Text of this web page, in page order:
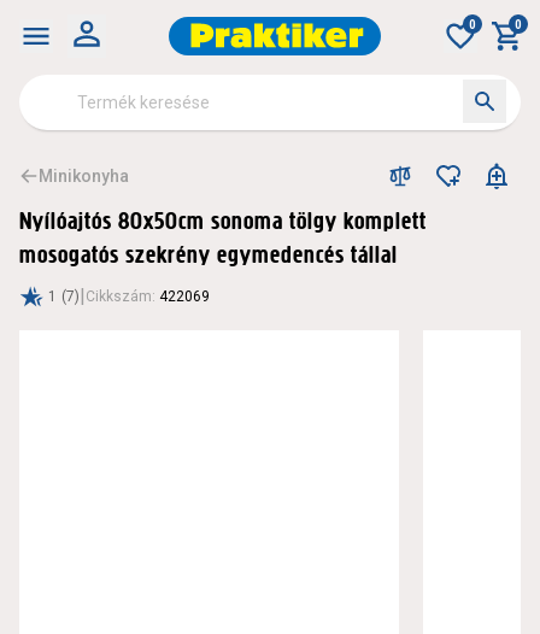
0 0
Minikonyha
Nyílóajtós 80x50cm sonoma tölgy komplett
mosogatós szekrény egymedencés tállal
1 (7)| Cikkszám: 422069